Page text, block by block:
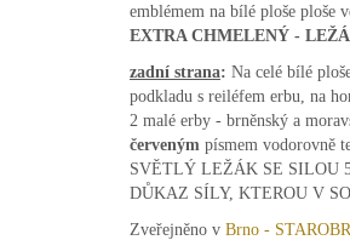
emblémem na bílé ploše ploše
EXTRA CHMELENÝ -
zadní strana: Na celé bílé
podkladu s reiléfem erbu, na
2 malé erby - brněnský a
červeným písmem vodorovně
SVĚTLÝ LEŽÁK SE SILOU
DŮKAZ SÍLY, KTEROU V
Zveřejněno v Brno -